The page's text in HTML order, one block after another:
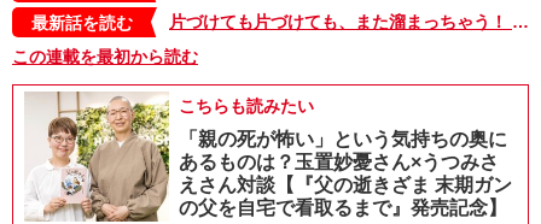
最新話を読む
片づけても片づけても、また溜まっちゃう！ とにかくめんどくさい！「でも私、気づいたんです」【うちの汚部屋が片づかない～ずぼらママがプロに習ったことシェアします～・13】
この連載を最初から読む
こちらも読みたい
「親の死が怖い」という気持ちの奥に
あるものは？玉置妙憂さん×うつみさ
えさん対談【『父の逝きざま 末期ガン
の父を自宅で看取るまで』発売記念】